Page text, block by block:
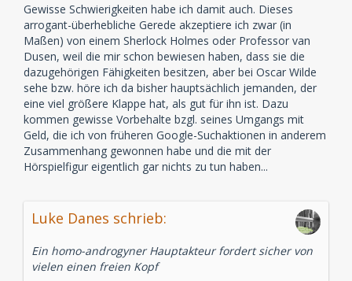
Gewisse Schwierigkeiten habe ich damit auch. Dieses
arrogant-überhebliche Gerede akzeptiere ich zwar (in
Maßen) von einem Sherlock Holmes oder Professor van
Dusen, weil die mir schon bewiesen haben, dass sie die
dazugehörigen Fähigkeiten besitzen, aber bei Oscar Wilde
sehe bzw. höre ich da bisher hauptsächlich jemanden, der
eine viel größere Klappe hat, als gut für ihn ist. Dazu
kommen gewisse Vorbehalte bzgl. seines Umgangs mit
Geld, die ich von früheren Google-Suchaktionen in anderem
Zusammenhang gewonnen habe und die mit der
Hörspielfigur eigentlich gar nichts zu tun haben...
Luke Danes schrieb:
Ein homo-androgyner Hauptakteur fordert sicher von
vielen einen freien Kopf